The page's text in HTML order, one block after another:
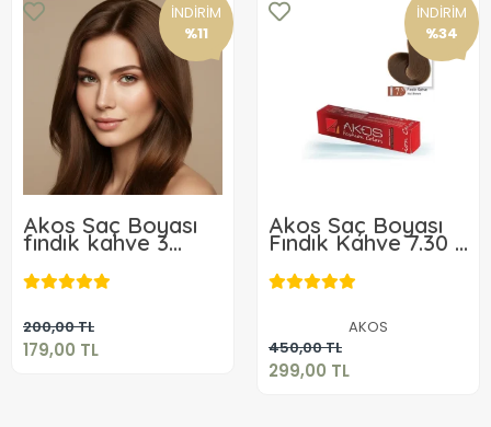
İNDİRİM
%11
Akos Saç Boyası
fındık kahve 3
Adet
200,00 TL
179,00 TL
179,00 TL
İNDİRİM
%34
Akos Saç Boyası
Fındık Kahve 7.30 3
adet
AKOS
450,00 TL
299,00 TL
299,00 TL
Sepete Ekle